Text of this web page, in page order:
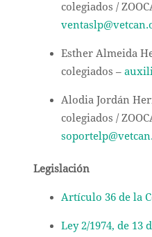
colegiados /
Esther Almeida
colegiados –
Alodia Jordán
colegiados /
Legislación
Artículo 36 de la
Ley 2/1974, de 13